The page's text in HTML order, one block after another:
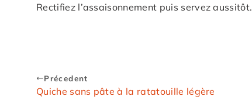
Rectifiez l’assaisonnement puis servez aussitôt.
Précedent
Quiche sans pâte à la ratatouille légère